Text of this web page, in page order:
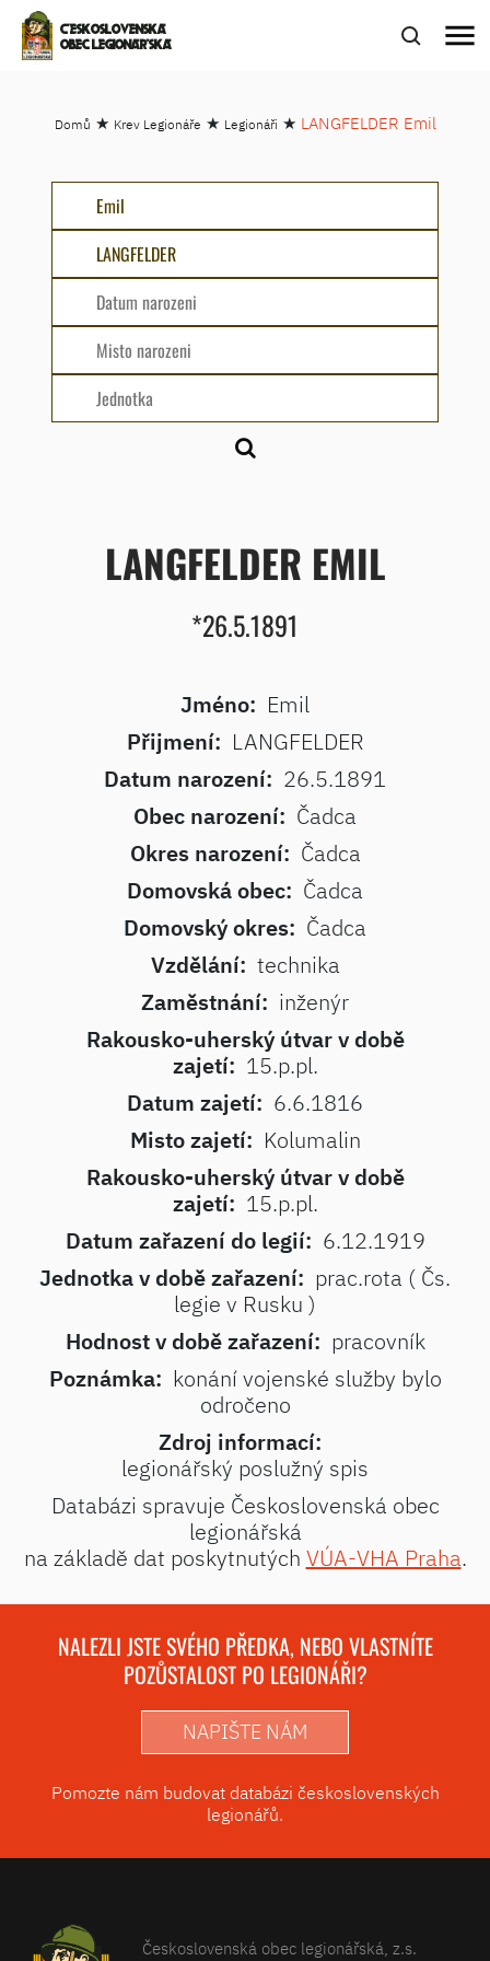
ČESKOSLOVENSKÁ
OBEC LEGIONÁŘSKÁ
menu
Domů ★ Krev Legionáře ★ Legionáři ★ LANGFELDER Emil
LANGFELDER EMIL
*26.5.1891
Jméno: Emil
Přijmení: LANGFELDER
Datum narození: 26.5.1891
Obec narození: Čadca
Okres narození: Čadca
Domovská obec: Čadca
Domovský okres: Čadca
Vzdělání: technika
Zaměstnání: inženýr
Rakousko-uherský útvar v době
zajetí: 15.p.pl.
Datum zajetí: 6.6.1816
Misto zajetí: Kolumalin
Rakousko-uherský útvar v době
zajetí: 15.p.pl.
Datum zařazení do legií: 6.12.1919
Jednotka v době zařazení: prac.rota ( Čs.
legie v Rusku )
Hodnost v době zařazení: pracovník
Poznámka: konání vojenské služby bylo
odročeno
Zdroj informací:
legionářský poslužný spis
Databázi spravuje Československá obec
legionářská
na základě dat poskytnutých VÚA-VHA Praha.
NALEZLI JSTE SVÉHO PŘEDKA, NEBO VLASTNÍTE
POZŮSTALOST PO LEGIONÁŘI?
NAPIŠTE NÁM
Pomozte nám budovat databázi československých
legionářů.
Československá obec legionářská, z.s.